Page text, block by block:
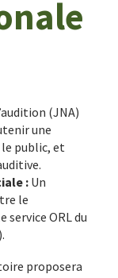
(JNA)
une
public, et
: Un
le
service ORL du
proposera